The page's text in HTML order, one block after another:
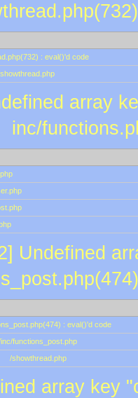
: eval()'d code
array
inc/
Undefined
: eval()'d code
functions_post.php
/showthread.php
array key